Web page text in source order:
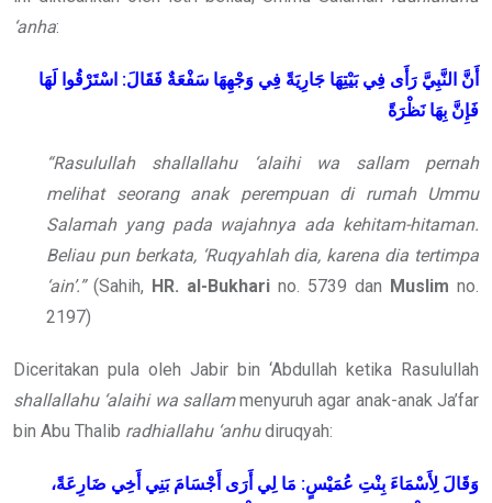
‘anha:
أَنَّ النَّبِيَّ رَأَى فِي بَيْتِهَا جَارِيَةً فِي وَجْهِهَا سَفْعَةٌ فَقَالَ: اسْتَرْقُوا لَهَا
فَإِنَّ بِهَا نَظْرَةً
“Rasulullah shallallahu ‘alaihi wa sallam pernah
melihat seorang anak perempuan di rumah Ummu
Salamah yang pada wajahnya ada kehitam-hitaman.
Beliau pun berkata, ‘Ruqyahlah dia, karena dia tertimpa
‘ain’.”(Sahih, HR. al-Bukhari no. 5739 dan Muslim no.
2197)
Diceritakan pula oleh Jabir bin ‘Abdullah ketika Rasulullah
shallallahu ‘alaihi wa sallammenyuruh agar anak-anak Ja’far
bin Abu Thalib radhiallahu ‘anhudiruqyah:
وَقَالَ لِأَسْمَاءَ بِنْتِ عُمَيْسٍ: مَا لِي أَرَى أَجْسَامَ بَنِي أَخِي ضَارِعَةً،